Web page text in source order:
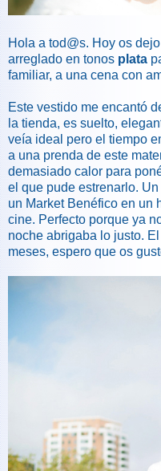
Hola a tod@s. Hoy os
arreglado en tonos plata
familiar, a una cena con
Este vestido me encantó
la tienda, es suelto,
veía ideal pero el tiempo
a una prenda de este
demasiado calor para
el que pude estrenarlo.
un Market Benéfico en un
cine. Perfecto porque ya
noche abrigaba lo justo.
meses, espero que os